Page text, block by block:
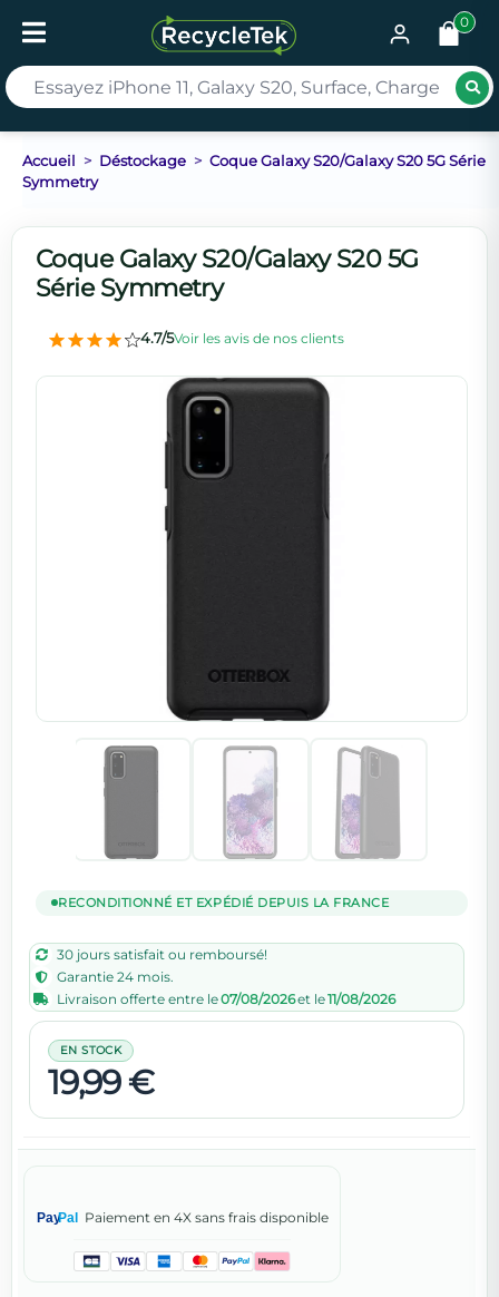
0
Accueil Déstockage
Coque Galaxy S20/Galaxy S20 5G Série
Symmetry
Coque Galaxy S20/Galaxy S20 5G
Série Symmetry
4.7/5Voir les avis de nos clients
RECONDITIONNÉ ET EXPÉDIÉ DEPUIS LA FRANCE
30 jours satisfait ou remboursé!
Garantie 24 mois.
Livraison offerte entre le07/08/2026et le11/08/2026
19,99 €
EN STOCK
PayPal Paiement en 4X sans frais disponible